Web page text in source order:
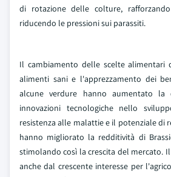
di rotazione delle colture,
riducendo le pressioni sui parassiti.
Il cambiamento delle scelte alimentari
alimenti sani e l'apprezzamento dei
alcune verdure hanno aumentato la
innovazioni tecnologiche nello
resistenza alle malattie e il potenziale di
hanno migliorato la redditività di
stimolando così la crescita del mercato.
anche dal crescente interesse per